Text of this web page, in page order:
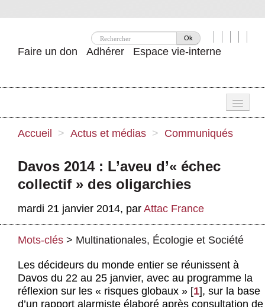
Ok
Faire un don Adhérer Espace vie-interne
Nos idées
Publications
Agenda
Actus et médias
Boutique
Accueil > Actus et médias > Communiqués
Davos 2014 : L’aveu d’« échec
collectif » des oligarchies
mardi 21 janvier 2014, par Attac France
Mots-clés > Multinationales, Écologie et Société
Les décideurs du monde entier se réunissent à
Davos du 22 au 25 janvier, avec au programme la
réflexion sur les « risques globaux » [1], sur la base
d’un rapport alarmiste élaboré après consultation de